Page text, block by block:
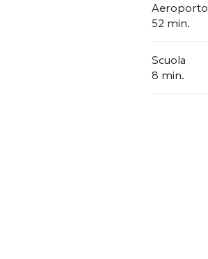
Aeroporto
52 min.
Scuola
8 min.